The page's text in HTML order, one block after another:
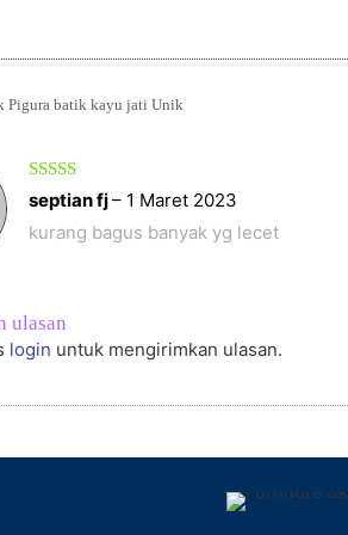
Pigura batik kayu jati Unik
Dinilai4
dari 5
septian fj– 1 Maret 2023
kurang bagus banyak yg lecet
ulasan
login untuk mengirimkan ulasan.